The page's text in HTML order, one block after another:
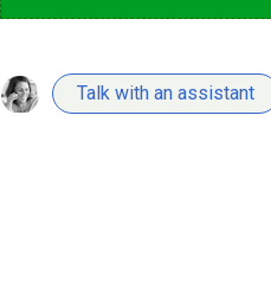
Talk with an assistant